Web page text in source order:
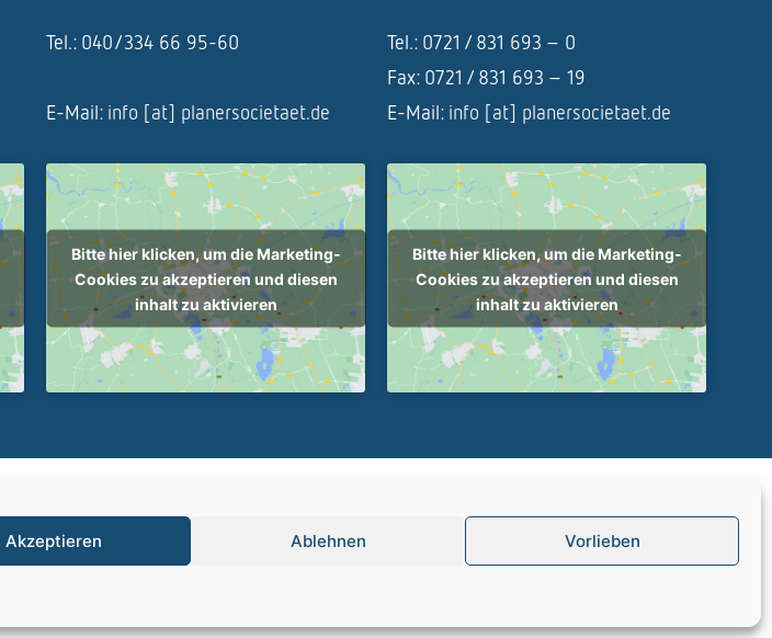
Akzeptieren Ablehnen Vorlieben
Tel.: 040/334 66 95-60
E-Mail: info [at] planersocietaet.de
Tel.: 0721 / 831 693 – 0
Fax: 0721 / 831 693 – 19
E-Mail: info [at] planersocietaet.de
Bitte hier klicken, um die Marketing-
Cookies zu akzeptieren und diesen
inhalt zu aktivieren
Bitte hier klicken, um die Marketing-
Cookies zu akzeptieren und diesen
inhalt zu aktivieren